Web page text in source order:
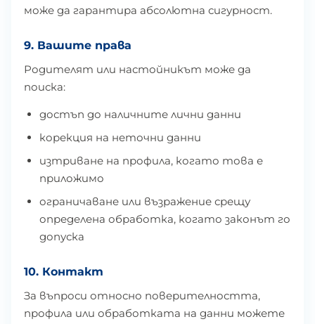
може да гарантира абсолютна сигурност.
9. Вашите права
Родителят или настойникът може да
поиска:
достъп до наличните лични данни
корекция на неточни данни
изтриване на профила, когато това е
приложимо
ограничаване или възражение срещу
определена обработка, когато законът го
допуска
10. Контакт
За въпроси относно поверителността,
профила или обработката на данни можете